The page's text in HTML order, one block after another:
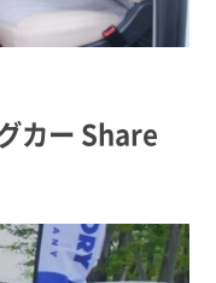
カー Share